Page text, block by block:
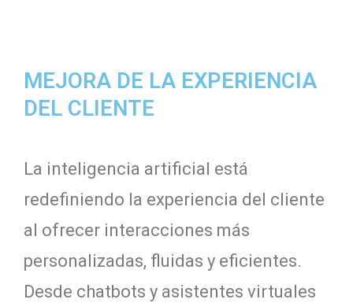
MEJORA DE LA EXPERIENCIA
DEL CLIENTE
La inteligencia artificial está
redefiniendo la experiencia del cliente
al ofrecer interacciones más
personalizadas, fluidas y eficientes.
Desde chatbots y asistentes virtuales